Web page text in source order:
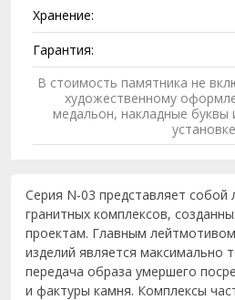
Хранение:
Гарантия:
В стоимость памятника не
художественному
медальон, накладные буквы
установке
Серия N-03 представляет собой
гранитных комплексов,
проектам. Главным
изделий является максимально
передача образа умершего
и фактуры камня. Комплексы